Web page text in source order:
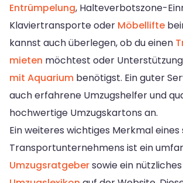
Entrümpelung, Halteverbotszone-
Klaviertransporte oder Möbellifte
kannst auch überlegen, ob du einen
mieten möchtest oder
mit Aquarium benötigst. Ein guter
auch erfahrene Umzugshelfer und
hochwertige Umzugskartons an.
Ein weiteres wichtiges Merkmal eines
Transportunternehmens ist ein
Umzugsratgebersowie ein nützliches